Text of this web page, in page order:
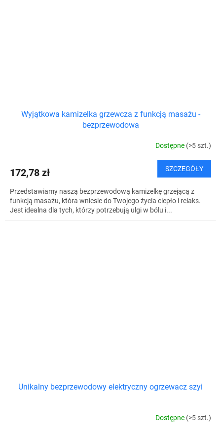
Wyjątkowa kamizelka grzewcza z funkcją masażu -
bezprzewodowa
Dostępne (>5 szt.)
172,78 zł SZCZEGÓŁY
Przedstawiamy naszą bezprzewodową kamizelkę grzejącą z
funkcją masażu, która wniesie do Twojego życia ciepło i relaks.
Jest idealna dla tych, którzy potrzebują ulgi w bólu i...
Unikalny bezprzewodowy elektryczny ogrzewacz szyi
Dostępne (>5 szt.)